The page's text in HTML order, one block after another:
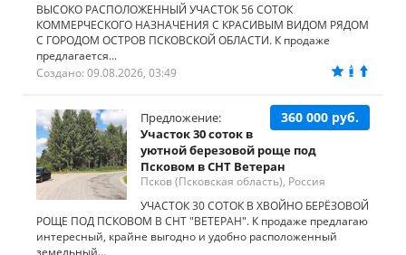
ВЫСОКО РАСПОЛОЖЕННЫЙ УЧАСТОК 56 СОТОК
КОММЕРЧЕСКОГО НАЗНАЧЕНИЯ С КРАСИВЫМ ВИДОМ РЯДОМ
С ГОРОДОМ ОСТРОВ ПСКОВСКОЙ ОБЛАСТИ. К продаже
предлагается...
Создано: 09.08.2026, 03:49
360 000 руб.
Предложение:
Участок 30 соток в
уютной березовой роще под
Псковом в СНТ Ветеран
Псков (Псковская область), Россия
УЧАСТОК 30 СОТОК В ХВОЙНО БЕРЁЗОВОЙ
РОЩЕ ПОД ПСКОВОМ В СНТ "ВЕТЕРАН". К продаже предлагаю
интересный, крайне выгодно и удобно расположенный
земельный...